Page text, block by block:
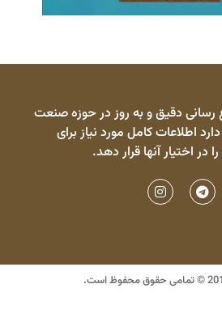
رسانی دقیق و به روز در حوزه صنعت
اطلاعات کامل مورد نیاز برای
در اختیار آنها قرار دهد.